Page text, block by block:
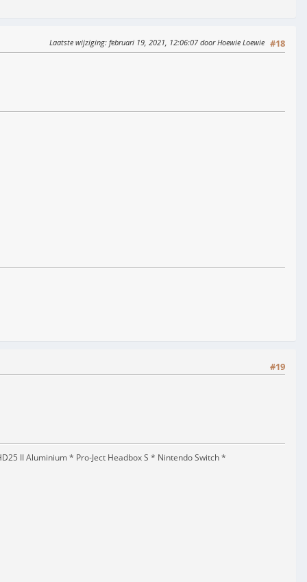
#18
Laatste wijziging: februari 19, 2021, 12:06:07 door Hoewie Loewie
#19
II Aluminium * Pro-Ject Headbox S * Nintendo Switch *